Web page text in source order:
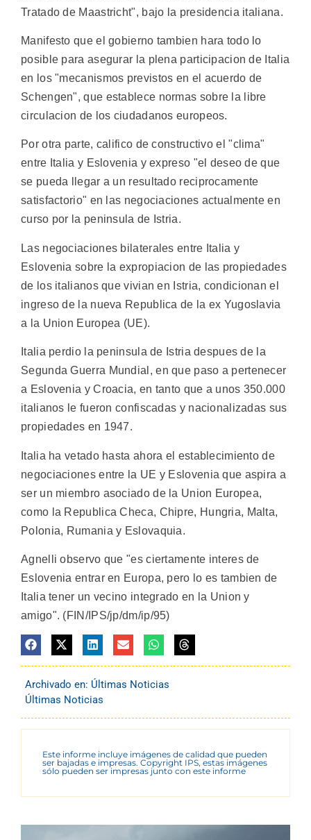
Tratado de Maastricht", bajo la presidencia italiana.
Manifesto que el gobierno tambien hara todo lo
posible para asegurar la plena participacion de Italia
en los "mecanismos previstos en el acuerdo de
Schengen", que establece normas sobre la libre
circulacion de los ciudadanos europeos.
Por otra parte, califico de constructivo el "clima"
entre Italia y Eslovenia y expreso "el deseo de que
se pueda llegar a un resultado reciprocamente
satisfactorio" en las negociaciones actualmente en
curso por la peninsula de Istria.
Las negociaciones bilaterales entre Italia y
Eslovenia sobre la expropiacion de las propiedades
de los italianos que vivian en Istria, condicionan el
ingreso de la nueva Republica de la ex Yugoslavia
a la Union Europea (UE).
Italia perdio la peninsula de Istria despues de la
Segunda Guerra Mundial, en que paso a pertenecer
a Eslovenia y Croacia, en tanto que a unos 350.000
italianos le fueron confiscadas y nacionalizadas sus
propiedades en 1947.
Italia ha vetado hasta ahora el establecimiento de
negociaciones entre la UE y Eslovenia que aspira a
ser un miembro asociado de la Union Europea,
como la Republica Checa, Chipre, Hungria, Malta,
Polonia, Rumania y Eslovaquia.
Agnelli observo que "es ciertamente interes de
Eslovenia entrar en Europa, pero lo es tambien de
Italia tener un vecino integrado en la Union y
amigo". (FIN/IPS/jp/dm/ip/95)
Archivado en: Últimas Noticias
Últimas Noticias
Este informe incluye imágenes de calidad que pueden
ser bajadas e impresas. Copyright IPS, estas imágenes
sólo pueden ser impresas junto con este informe